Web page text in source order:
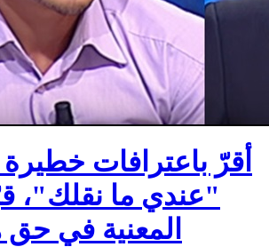
أقرّ باعترافات
"عندي ما نقلك"،
المعنية في